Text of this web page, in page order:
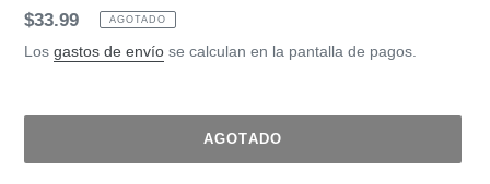
Precio
habitual
$33.99 AGOTADO
Los gastos de envío se calculan en la pantalla de pagos.
AGOTADO